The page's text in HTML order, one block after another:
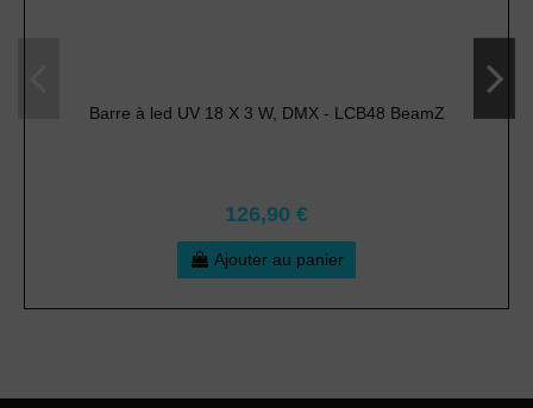
Barre à led UV 18 X 3 W, DMX - LCB48 BeamZ
126,90 €
Ajouter au panier